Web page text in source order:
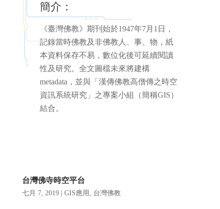
簡介：
《臺灣佛教》期刊始於1947年7月1日，
記錄當時佛教及非佛教人、事、物，紙
本資料保存不易，數位化後可延續閱讀
性及研究。全文圖檔未來將建構
metadata，並與「漢傳佛教高僧傳之時空
資訊系統研究」之專案小組（簡稱GIS）
結合。
台灣佛寺時空平台
七月 7, 2019| GIS應用 , 台灣佛教